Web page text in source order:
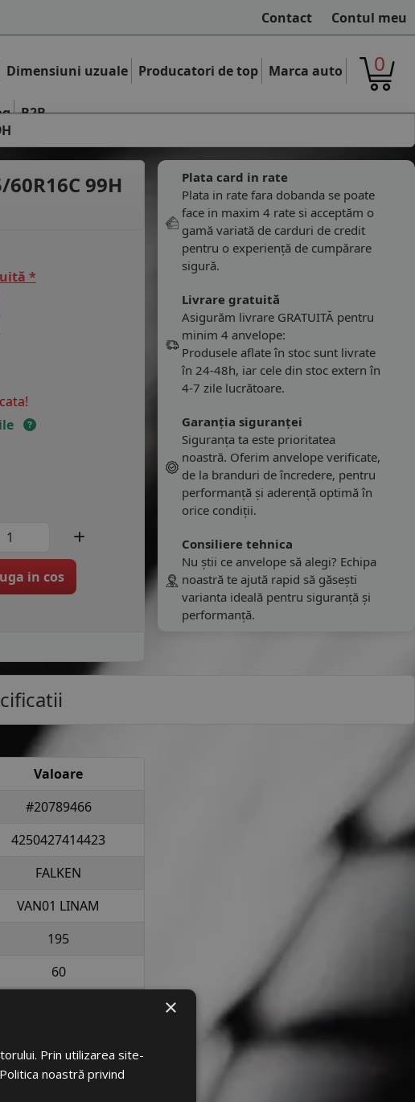
Contact Contul meu
Dimensiuni uzuale Producatori de top Marca auto
B2B
0
99H
*
in cos
Plata card in rate
Plata in rate fara dobanda se poate
face in maxim 4 rate si acceptăm o
gamă variată de carduri de credit
pentru o experiență de cumpărare
sigură.
Livrare gratuită
Asigurăm livrare GRATUITĂ pentru
minim 4 anvelope:
Produsele aflate în stoc sunt livrate
în 24-48h, iar cele din stoc extern în
4-7 zile lucrătoare.
Garanția siguranței
Siguranța ta este prioritatea
noastră. Oferim anvelope verificate,
de la branduri de încredere, pentru
performanță și aderență optimă în
orice condiții.
Consiliere tehnica
Nu știi ce anvelope să alegi? Echipa
noastră te ajută rapid să găsești
varianta ideală pentru siguranță și
performanță.
Valoare
#20789466
4250427414423
FALKEN
VAN01 LINAM
195
60
anvelopa
×
Prin utilizarea site-
noastră privind